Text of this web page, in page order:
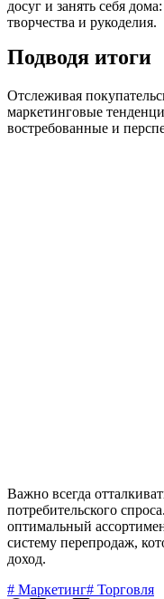
досуг и занять себя
творчества и рукоделия.
Подводя итоги
Отслеживая
маркетинговые
востребованные и
Важно всегда
потребительского
оптимальный
систему перепродаж,
доход.
# Маркетинг# Торговля